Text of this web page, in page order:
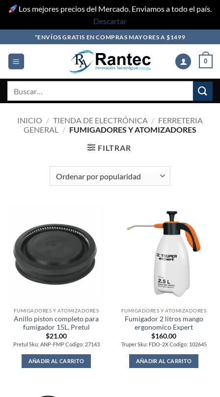
Los mejores precios del Mercado. Enviamos a todo el país.
Descartar
to
content
*ENVÍOS GRATIS EN COMPRAS MAYORES A $1499
0
INICIO / TIENDA DE ELECTRÓNICA / FERRETERIA
GENERAL / FUMIGADORES Y ATOMIZADORES
FILTRAR
FUMIGADORES Y ATOMIZADORES
Anillo piston completo para
fumigador 15L, Pretul
$21.00
Pretul Sku: ANP-FMP Codigo: 27143
AÑADIR AL CARRITO
FUMIGADORES Y ATOMIZADORES
Fumigador 2 litros mango
ergonomico Expert
$160.00
Truper Sku: FDO-2X Codigo: 102645
AÑADIR AL CARRITO